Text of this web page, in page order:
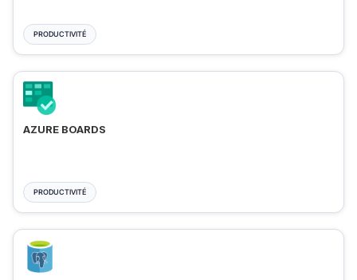
PRODUCTIVITÉ
AZURE BOARDS
PRODUCTIVITÉ